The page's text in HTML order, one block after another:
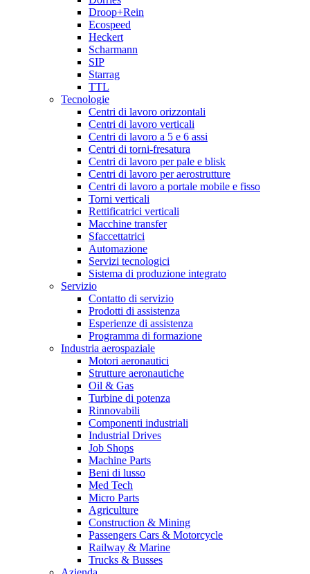
Droop+Rein
Ecospeed
Heckert
Scharmann
SIP
Starrag
TTL
Tecnologie
Centri di lavoro orizzontali
Centri di lavoro verticali
Centri di lavoro a 5 e 6 assi
Centri di torni-fresatura
Centri di lavoro per pale e blisk
Centri di lavoro per aerostrutture
Centri di lavoro a portale mobile e fisso
Torni verticali
Rettificatrici verticali
Macchine transfer
Sfaccettatrici
Automazione
Servizi tecnologici
Sistema di produzione integrato
Servizio
Contatto di servizio
Prodotti di assistenza
Esperienze di assistenza
Programma di formazione
Industria aerospaziale
Motori aeronautici
Strutture aeronautiche
Oil & Gas
Turbine di potenza
Rinnovabili
Componenti industriali
Industrial Drives
Job Shops
Machine Parts
Beni di lusso
Med Tech
Micro Parts
Agriculture
Construction & Mining
Passengers Cars & Motorcycle
Railway & Marine
Trucks & Busses